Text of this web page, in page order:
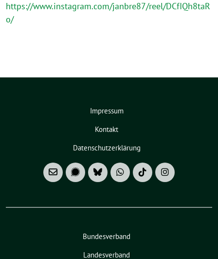
https://www.instagram.com/janbre87/reel/DCfIQh8taR
o/
Impressum
Kontakt
Datenschutzerklärung
Bundesverband
Landesverband